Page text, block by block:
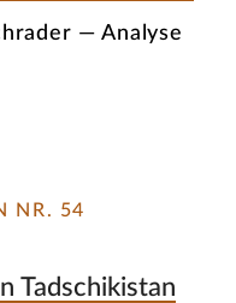
— Analyse
NR. 54
Tadschikistan